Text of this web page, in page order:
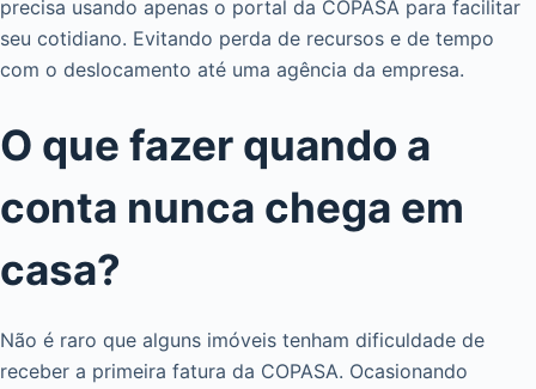
precisa usando apenas o portal da COPASA para facilitar
seu cotidiano. Evitando perda de recursos e de tempo
com o deslocamento até uma agência da empresa.
O que fazer quando a
conta nunca chega em
casa?
Não é raro que alguns imóveis tenham dificuldade de
receber a primeira fatura da COPASA. Ocasionando